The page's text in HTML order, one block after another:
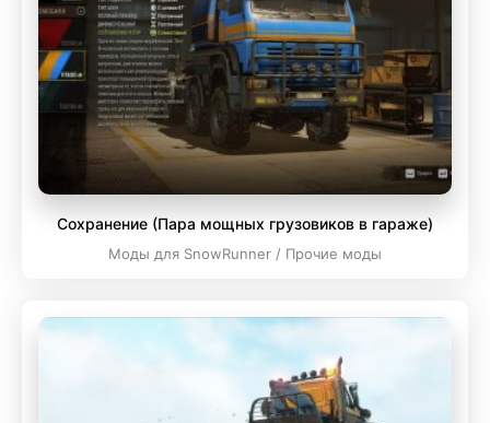
Сохранение (Пара мощных грузовиков в гараже)
Моды для SnowRunner / Прочие моды